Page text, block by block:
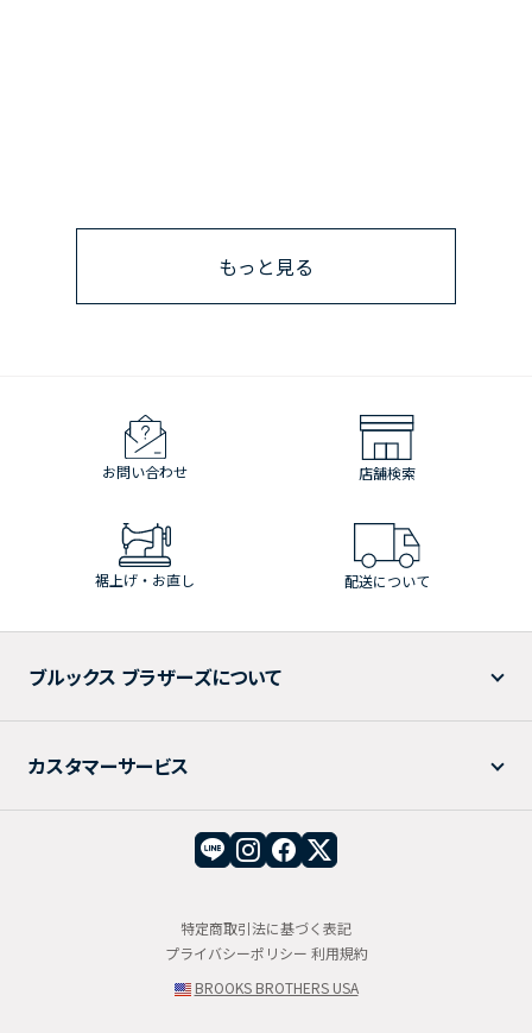
もっと見る
お問い合わせ 店舗検索
裾上げ・お直し 配送について
ブルックス ブラザーズについて
カスタマーサービス
特定商取引法に基づく表記
プライバシーポリシー 利用規約
BROOKS BROTHERS USA